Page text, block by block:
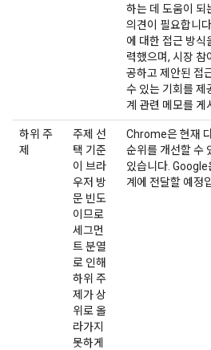
하는 데 도움이 되
의견이 필요합니
에 대한 접근 방식
력했으며, 시장 참
공하고 제안된 접
수 있는 기회를 제
계 관련 메모를 게
하위 주
제
주제 선
택 기준
이 브라
우저 방
문 빈도
이므로
세그먼
트 분열
로 인해
하위 주
제가 상
위로 올
라가지
못하게
Chrome은 현재
순위를 개선할 수
있습니다. Google
계에 전달할 예정